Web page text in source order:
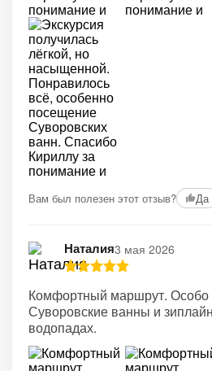
Вам был полезен этот отзыв? Да
Наталия3 мая 2026
Комфортный маршрут.
Суворовские ванны и
водопадах.